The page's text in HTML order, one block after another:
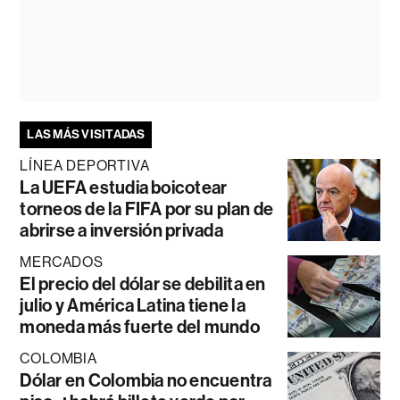
LAS MÁS VISITADAS
LÍNEA DEPORTIVA
La UEFA estudia boicotear
torneos de la FIFA por su plan de
abrirse a inversión privada
MERCADOS
El precio del dólar se debilita en
julio y América Latina tiene la
moneda más fuerte del mundo
COLOMBIA
Dólar en Colombia no encuentra